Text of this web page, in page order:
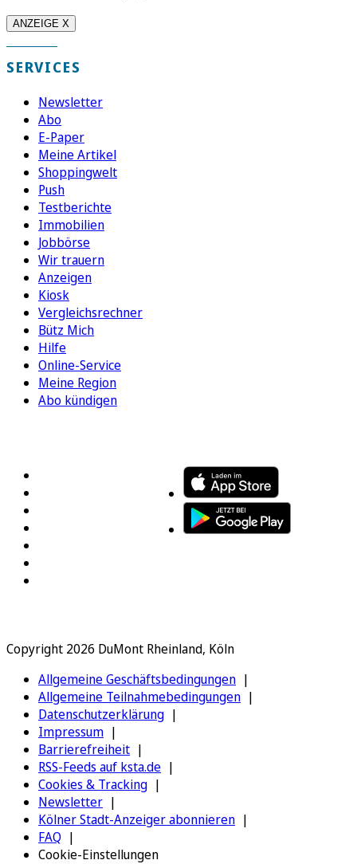
ANZEIGE X
SERVICES
Newsletter
Abo
E-Paper
Meine Artikel
Shoppingwelt
Push
Testberichte
Immobilien
Jobbörse
Wir trauern
Anzeigen
Kiosk
Vergleichsrechner
Bütz Mich
Hilfe
Online-Service
Meine Region
Abo kündigen
Copyright 2026 DuMont Rheinland, Köln
Allgemeine Geschäftsbedingungen
Allgemeine Teilnahmebedingungen
Datenschutzerklärung
Impressum
Barrierefreiheit
RSS-Feeds auf ksta.de
Cookies & Tracking
Newsletter
Kölner Stadt-Anzeiger abonnieren
FAQ
Cookie-Einstellungen